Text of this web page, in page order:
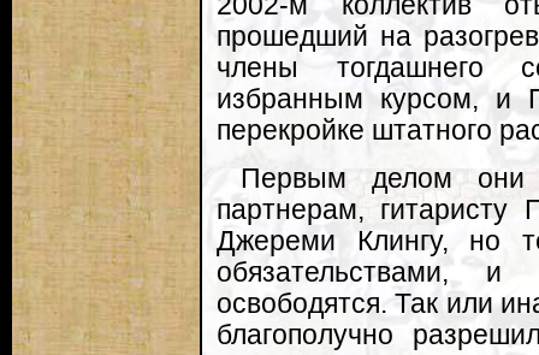
прошедший на
члены тогдашнего
избранным курсом, и
перекройке штатного
Первым делом они
партнерам,
Джереми Клингу, но
обязательствами,
освободятся. Так или
благополучно